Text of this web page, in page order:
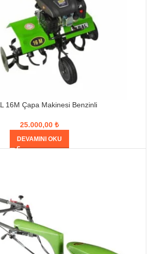
16M Çapa Makinesi Benzinli
25.000,00 ₺
DEVAMINI OKU